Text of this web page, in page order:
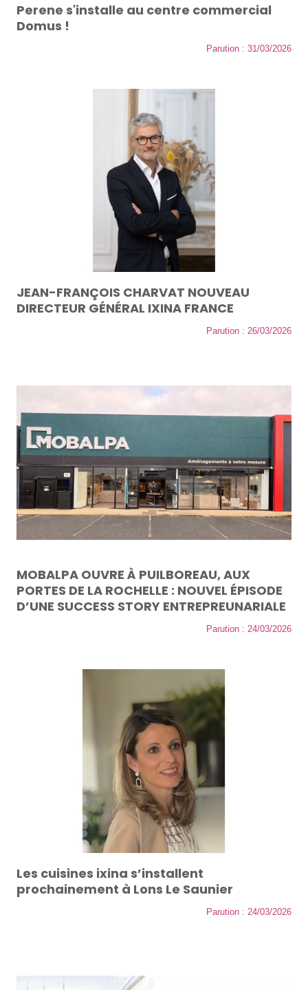
Perene s'installe au centre commercial
Domus !
Parution : 31/03/2026
JEAN-FRANÇOIS CHARVAT NOUVEAU
DIRECTEUR GÉNÉRAL IXINA FRANCE
Parution : 26/03/2026
MOBALPA OUVRE À PUILBOREAU, AUX
PORTES DE LA ROCHELLE : NOUVEL ÉPISODE
D’UNE SUCCESS STORY ENTREPREUNARIALE
Parution : 24/03/2026
Les cuisines ixina s’installent
prochainement à Lons Le Saunier
Parution : 24/03/2026